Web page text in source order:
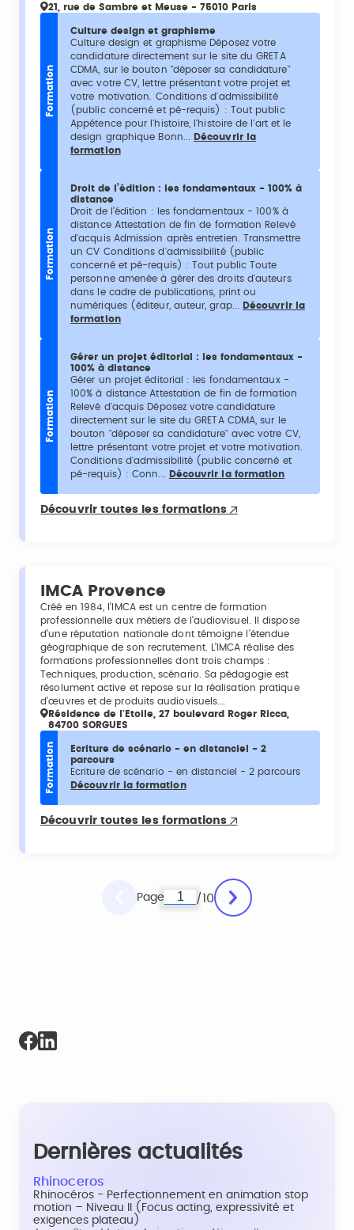
21, rue de Sambre et Meuse - 75010 Paris
Formation
Culture design et graphisme
Culture design et graphisme Déposez votre
candidature directement sur le site du GRETA
CDMA, sur le bouton "déposer sa candidature"
avec votre CV, lettre présentant votre projet et
votre motivation. Conditions d'admissibilité
(public concerné et pé-requis) : Tout public
Appétence pour l'histoire, l'histoire de l'art et le
design graphique Bonn...
Découvrir la
formation
Formation
Droit de l’édition : les fondamentaux - 100% à
distance
Droit de l’édition : les fondamentaux - 100% à
distance Attestation de fin de formation Relevé
d'acquis Admission après entretien. Transmettre
un CV Conditions d'admissibilité (public
concerné et pé-requis) : Tout public Toute
personne amenée à gérer des droits d'auteurs
dans le cadre de publications, print ou
numériques (éditeur, auteur, grap...
Découvrir la
formation
Formation
Gérer un projet éditorial : les fondamentaux -
100% à distance
Gérer un projet éditorial : les fondamentaux -
100% à distance Attestation de fin de formation
Relevé d'acquis Déposez votre candidature
directement sur le site du GRETA CDMA, sur le
bouton "déposer sa candidature" avec votre CV,
lettre présentant votre projet et votre motivation.
Conditions d'admissibilité (public concerné et
pé-requis) : Conn...
Découvrir la formation
Découvrir toutes les formations
IMCA Provence
Créé en 1984, l’IMCA est un centre de formation
professionnelle aux métiers de l’audiovisuel. Il dispose
d’une réputation nationale dont témoigne l’étendue
géographique de son recrutement. L’IMCA réalise des
formations professionnelles dont trois champs :
Techniques, production, scénario. Sa pédagogie est
résolument active et repose sur la réalisation pratique
d’œuvres et de produits audiovisuels.…
Résidence de l'Etoile, 27 boulevard Roger Ricca,
84700 SORGUES
Formation
Ecriture de scénario - en distanciel - 2
parcours
Ecriture de scénario - en distanciel - 2 parcours
Découvrir la formation
Découvrir toutes les formations
Page /10
Dernières actualités
Rhinoceros
Rhinocéros - Perfectionnement en animation stop
motion – Niveau II (Focus acting, expressivité et
exigences plateau)